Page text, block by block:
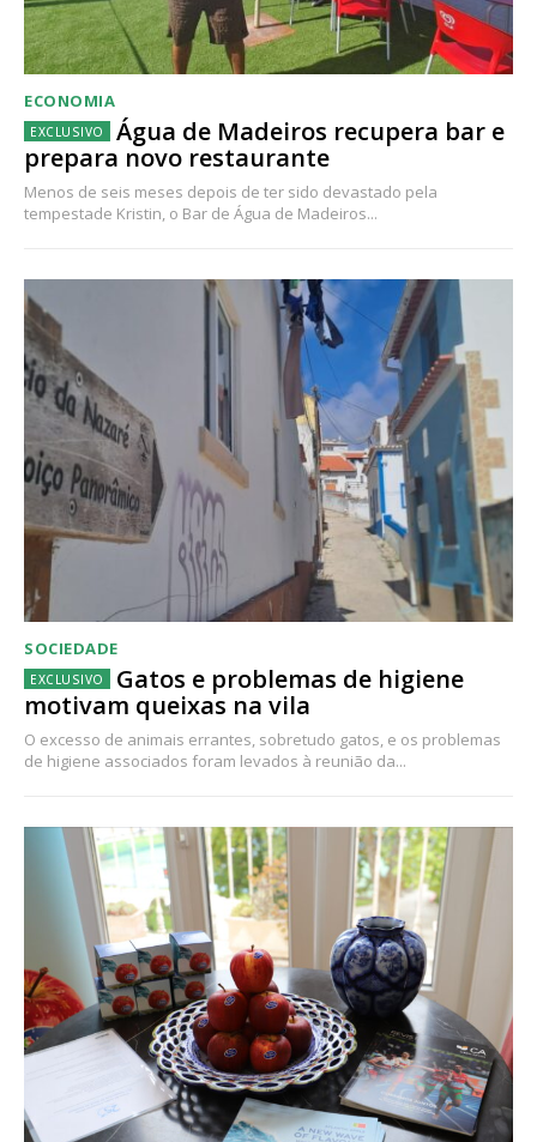
ECONOMIA
Água de Madeiros recupera bar e
prepara novo restaurante
Menos de seis meses depois de ter sido devastado pela
tempestade Kristin, o Bar de Água de Madeiros...
SOCIEDADE
Gatos e problemas de higiene
motivam queixas na vila
O excesso de animais errantes, sobretudo gatos, e os problemas
de higiene associados foram levados à reunião da...